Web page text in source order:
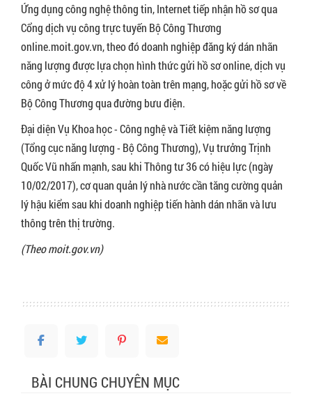
Ứng dụng công nghệ thông tin, Internet tiếp nhận hồ sơ qua
Cổng dịch vụ công trực tuyến Bộ Công Thương
online.moit.gov.vn, theo đó doanh nghiệp đăng ký dán nhãn
năng lượng được lựa chọn hình thức gửi hồ sơ online, dịch vụ
công ở mức độ 4 xử lý hoàn toàn trên mạng, hoặc gửi hồ sơ về
Bộ Công Thương qua đường bưu điện.
Đại diện Vụ Khoa học - Công nghệ và Tiết kiệm năng lượng
(Tổng cục năng lượng - Bộ Công Thương), Vụ trưởng Trịnh
Quốc Vũ nhấn mạnh, sau khi Thông tư 36 có hiệu lực (ngày
10/02/2017), cơ quan quản lý nhà nước cần tăng cường quản
lý hậu kiểm sau khi doanh nghiệp tiến hành dán nhãn và lưu
thông trên thị trường.
(Theo moit.gov.vn)
BÀI CHUNG CHUYÊN MỤC